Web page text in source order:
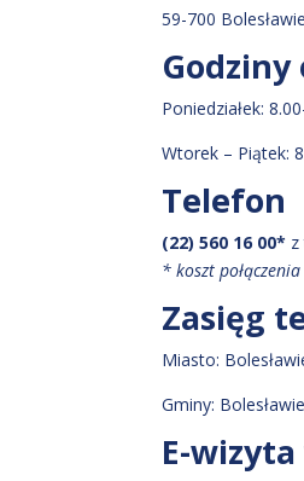
59-700
Poniedziałek:
Wtorek – Piątek:
Telefon
(22) 560 16 00*
* koszt
Zasięg
Miasto:
Gminy:
E-wizyta